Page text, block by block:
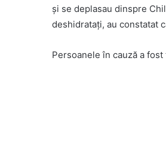
şi se deplasau dinspre
deshidrataţi, au constatat
Persoanele în cauză a